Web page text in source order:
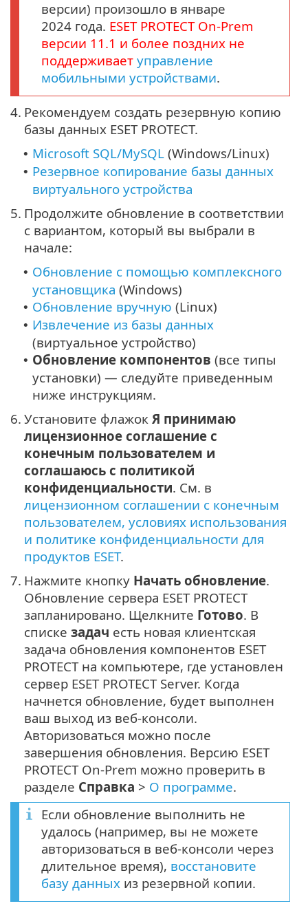
версии) произошло в январе
2024 года. ESET PROTECT On-Prem
версии 11.1 и более поздних не
поддерживает управление
мобильными устройствами.
4. Рекомендуем создать резервную копию
базы данных ESET PROTECT.
• Microsoft SQL/MySQL (Windows/Linux)
• Резервное копирование базы данных
виртуального устройства
5. Продолжите обновление в соответствии
с вариантом, который вы выбрали в
начале:
• Обновление с помощью комплексного
установщика (Windows)
• Обновление вручную (Linux)
• Извлечение из базы данных
(виртуальное устройство)
• Обновление компонентов (все типы
установки) — следуйте приведенным
ниже инструкциям.
6. Установите флажок Я принимаю
лицензионное соглашение с
конечным пользователем и
соглашаюсь с политикой
конфиденциальности. См. в
лицензионном соглашении с конечным
пользователем, условиях использования
и политике конфиденциальности для
продуктов ESET.
7. Нажмите кнопку Начать обновление.
Обновление сервера ESET PROTECT
запланировано. Щелкните Готово. В
списке задач есть новая клиентская
задача обновления компонентов ESET
PROTECT на компьютере, где установлен
сервер ESET PROTECT Server. Когда
начнется обновление, будет выполнен
ваш выход из веб-консоли.
Авторизоваться можно после
завершения обновления. Версию ESET
PROTECT On-Prem можно проверить в
разделе Справка > О программе.
Если обновление выполнить не
удалось (например, вы не можете
авторизоваться в веб-консоли через
длительное время), восстановите
базу данных из резервной копии.